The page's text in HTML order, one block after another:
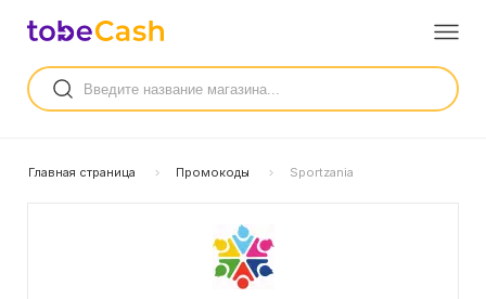
Главная страница Промокоды Sportzania